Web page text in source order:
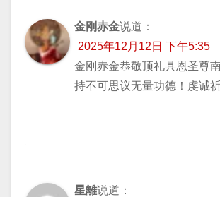
金刚赤金说道：
2025年12月12日 下午5:35
金刚赤金恭敬顶礼具恩圣尊
持不可思议无量功德！虔诚
星離说道：